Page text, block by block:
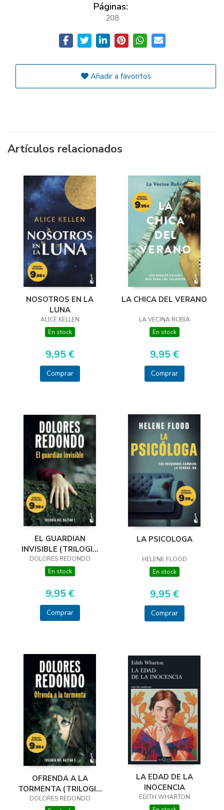
Páginas:
208
Añadir a favoritos
Artículos relacionados
NOSOTROS EN LA
LUNA
ALICE KELLEN
En stock
9,95 €
Comprar
LA CHICA DEL VERANO
LA VECINA RUBIA
En stock
9,95 €
Comprar
EL GUARDIAN
INVISIBLE (TRILOGIA
DEL BAZTAN, 1)
DOLORES REDONDO
En stock
9,95 €
Comprar
LA PSICOLOGA
HELENE FLOOD
En stock
9,95 €
Comprar
OFRENDA A LA
TORMENTA (TRILOGIA
DEL BAZTAN, 3)
DOLORES REDONDO
LA EDAD DE LA
INOCENCIA
EDITH WHARTON